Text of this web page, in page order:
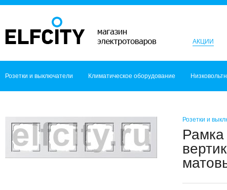
АКЦИИ
Розетки и выключатели Климатическое оборудование
Розетки и
Рамка